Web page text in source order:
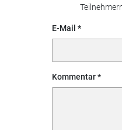
E-Mail
Kommentar